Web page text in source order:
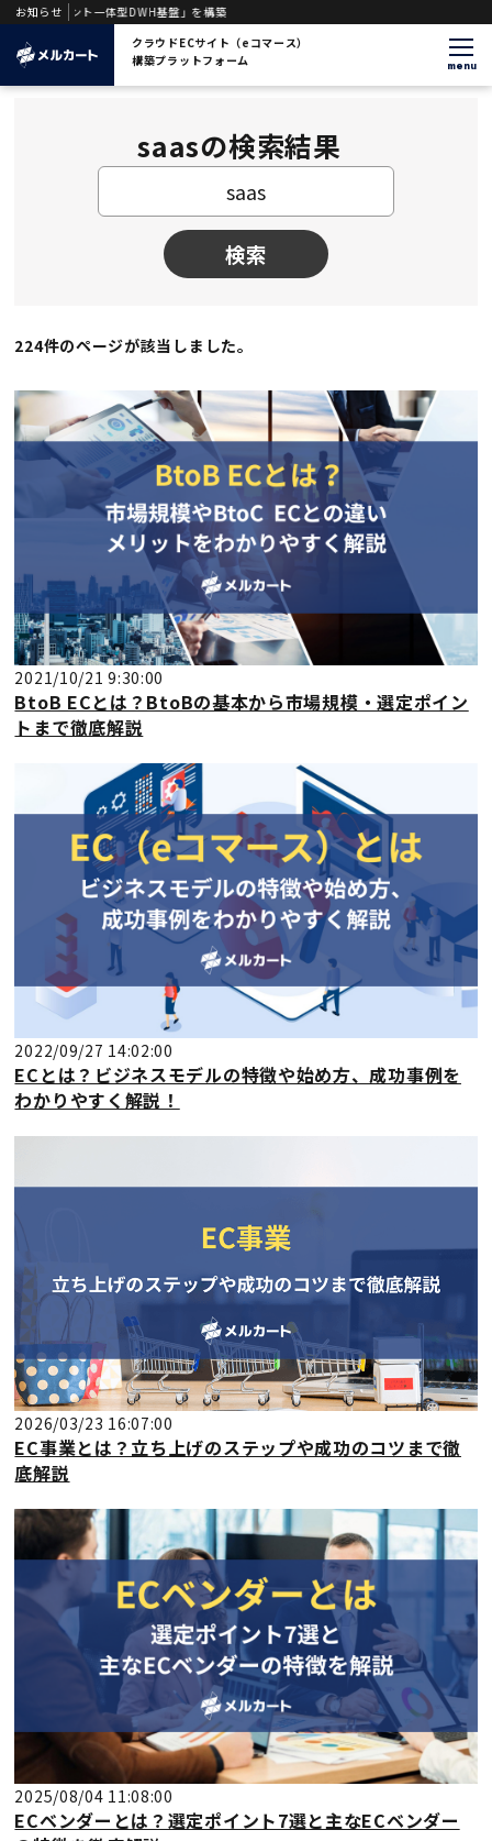
お知らせ
ェント一体型DWH基盤」を構築
クラウドECサイト（eコマース）
構築プラットフォーム
menu
saasの検索結果
検索
224件のページが該当しました。
2021/10/21 9:30:00
BtoB ECとは？BtoBの基本から市場規模・選定ポイン
トまで徹底解説
2022/09/27 14:02:00
ECとは？ビジネスモデルの特徴や始め方、成功事例を
わかりやすく解説！
2026/03/23 16:07:00
EC事業とは？立ち上げのステップや成功のコツまで徹
底解説
2025/08/04 11:08:00
ECベンダーとは？選定ポイント7選と主なECベンダー